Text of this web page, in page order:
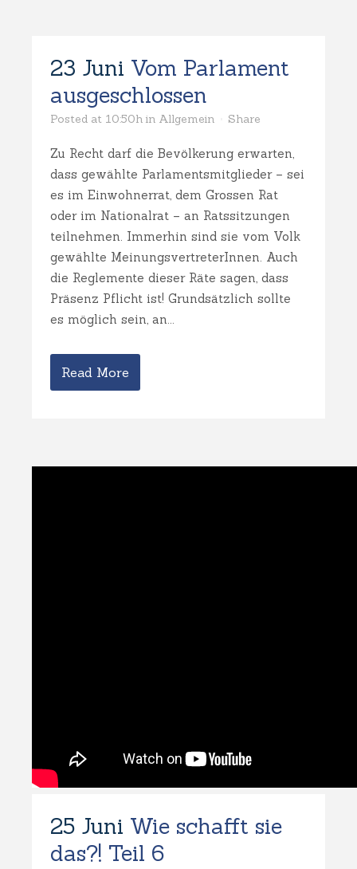
23 Juni Vom Parlament
ausgeschlossen
Posted at 10:50h in Allgemein Share
Zu Recht darf die Bevölkerung erwarten,
dass gewählte Parlamentsmitglieder – sei
es im Einwohnerrat, dem Grossen Rat
oder im Nationalrat – an Ratssitzungen
teilnehmen. Immerhin sind sie vom Volk
gewählte MeinungsvertreterInnen. Auch
die Reglemente dieser Räte sagen, dass
Präsenz Pflicht ist! Grundsätzlich sollte
es möglich sein, an...
Read More
25 Juni Wie schafft sie
das?! Teil 6